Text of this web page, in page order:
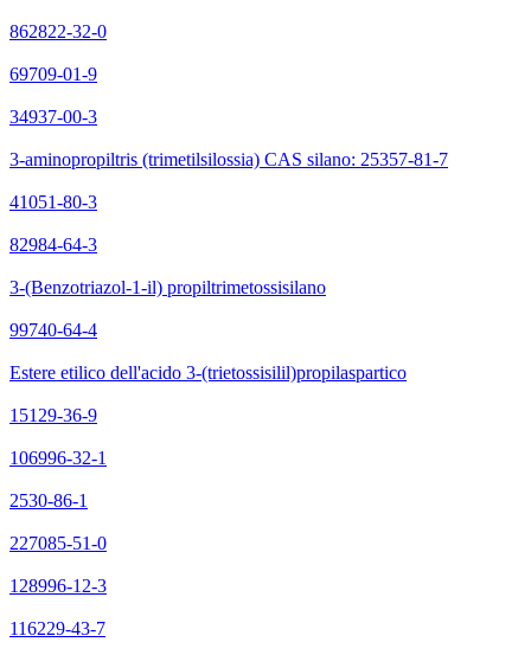
862822-32-0
69709-01-9
34937-00-3
3-aminopropiltris (trimetilsilossia) CAS silano: 25357-81-7
41051-80-3
82984-64-3
3-(Benzotriazol-1-il) propiltrimetossisilano
99740-64-4
Estere etilico dell'acido 3-(trietossisilil)propilaspartico
15129-36-9
106996-32-1
2530-86-1
227085-51-0
128996-12-3
116229-43-7